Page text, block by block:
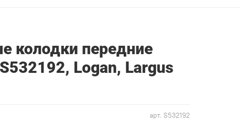
арт. S532192
колодки передние
Logan, Largus